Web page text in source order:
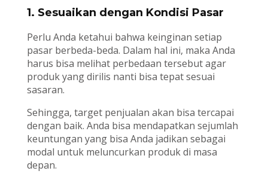
1. Sesuaikan dengan Kondisi Pasar
Perlu Anda ketahui bahwa keinginan setiap
pasar berbeda-beda. Dalam hal ini, maka Anda
harus bisa melihat perbedaan tersebut agar
produk yang dirilis nanti bisa tepat sesuai
sasaran.
Sehingga, target penjualan akan bisa tercapai
dengan baik. Anda bisa mendapatkan sejumlah
keuntungan yang bisa Anda jadikan sebagai
modal untuk meluncurkan produk di masa
depan.